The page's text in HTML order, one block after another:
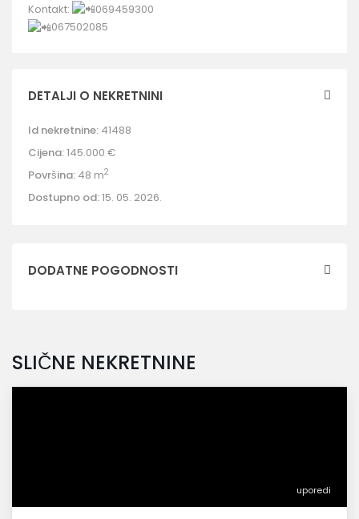
Kontakt:
069459300
067502085
DETALJI O NEKRETNINI
Id nekretnine: 41488
Cijena:145.000 €
Površina: 48 m2
Dostupno od:15. 05. 2026.
DODATNE POGODNOSTI
SLIČNE NEKRETNINE
uporedi